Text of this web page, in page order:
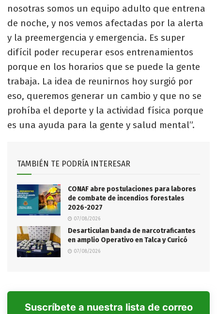
nosotras somos un equipo adulto que entrena
de noche, y nos vemos afectadas por la alerta
y la preemergencia y emergencia. Es super
difícil poder recuperar esos entrenamientos
porque en los horarios que se puede la gente
trabaja. La idea de reunirnos hoy surgió por
eso, queremos generar un cambio y que no se
prohíba el deporte y la actividad física porque
es una ayuda para la gente y salud mental”.
TAMBIÉN TE PODRÍA INTERESAR
CONAF abre postulaciones para labores
de combate de incendios forestales
2026-2027
07/08/2026
Desarticulan banda de narcotraficantes
en amplio Operativo en Talca y Curicó
07/08/2026
Suscríbete a nuestra lista de correo